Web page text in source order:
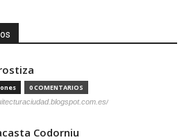
0 COMENTARIOS
Codorniu